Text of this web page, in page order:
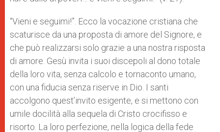
“Vieni e seguimi!”. Ecco la vocazione cristiana che
scaturisce da una proposta di amore del Signore, e
che può realizzarsi solo grazie a una nostra risposta
di amore. Gesù invita i suoi discepoli al dono totale
della loro vita, senza calcolo e tornaconto umano,
con una fiducia senza riserve in Dio. I santi
accolgono quest’invito esigente, e si mettono con
umile docilità alla sequela di Cristo crocifisso e
risorto. La loro perfezione, nella logica della fede